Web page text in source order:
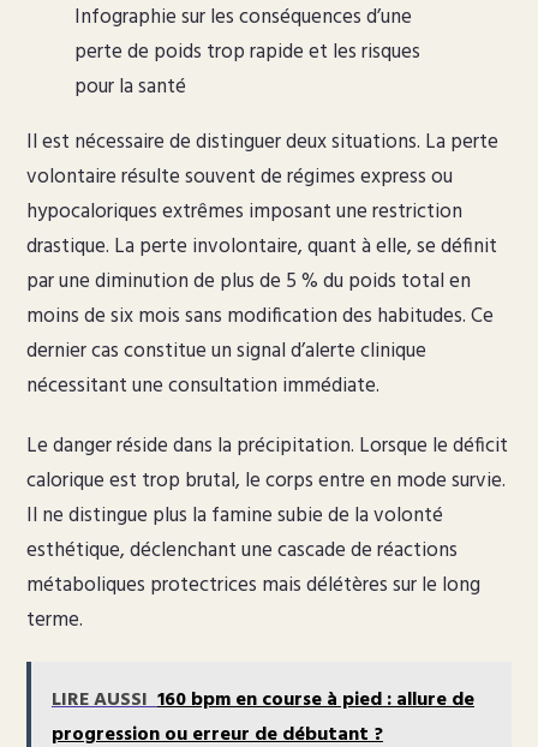
Infographie sur les conséquences d’une
perte de poids trop rapide et les risques
pour la santé
Il est nécessaire de distinguer deux situations. La perte
volontaire résulte souvent de régimes express ou
hypocaloriques extrêmes imposant une restriction
drastique. La perte involontaire, quant à elle, se définit
par une diminution de plus de 5 % du poids total en
moins de six mois sans modification des habitudes. Ce
dernier cas constitue un signal d’alerte clinique
nécessitant une consultation immédiate.
Le danger réside dans la précipitation. Lorsque le déficit
calorique est trop brutal, le corps entre en mode survie.
Il ne distingue plus la famine subie de la volonté
esthétique, déclenchant une cascade de réactions
métaboliques protectrices mais délétères sur le long
terme.
LIRE AUSSI 160 bpm en course à pied : allure de
progression ou erreur de débutant ?